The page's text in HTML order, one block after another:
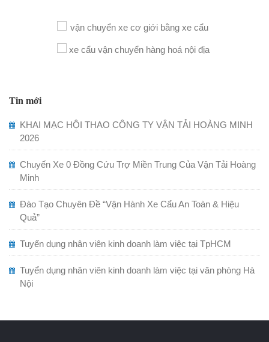
Tin mới
KHAI MẠC HỘI THAO CÔNG TY VẬN TẢI HOÀNG MINH
2026
Chuyến Xe 0 Đồng Cứu Trợ Miền Trung Của Vận Tải Hoàng
Minh
Đào Tạo Chuyên Đề “Vận Hành Xe Cẩu An Toàn & Hiệu
Quả”
Tuyển dụng nhân viên kinh doanh làm việc tại TpHCM
Tuyển dụng nhân viên kinh doanh làm việc tại văn phòng Hà
Nội